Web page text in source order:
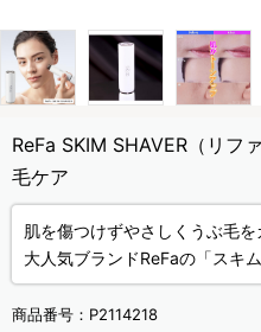
ReFa SKIM SHAVER（リフ
毛ケア
肌を傷つけずやさしくうぶ毛を
大人気ブランドReFaの「スキ
商品番号： P2114218